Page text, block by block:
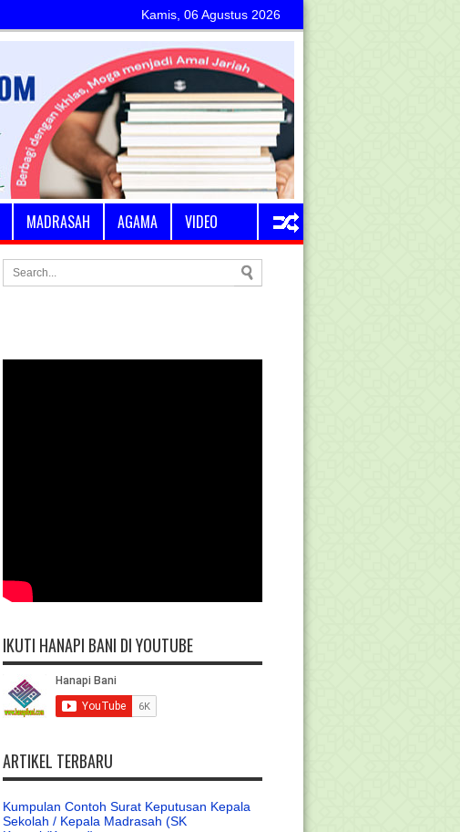
Kamis, 06 Agustus 2026
MADRASAH AGAMA VIDEO
IKUTI HANAPI BANI DI YOUTUBE
ARTIKEL TERBARU
Kumpulan Contoh Surat Keputusan Kepala
Sekolah / Kepala Madrasah (SK